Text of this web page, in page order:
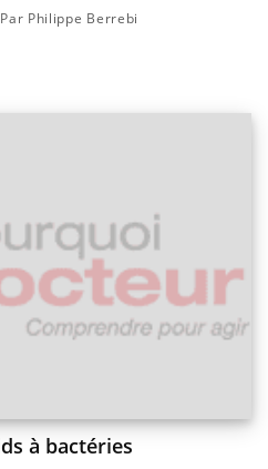
Par Philippe Berrebi
à bactéries